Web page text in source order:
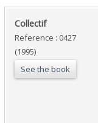
‎Collectif‎
Reference : 0427
(1995)
See the book